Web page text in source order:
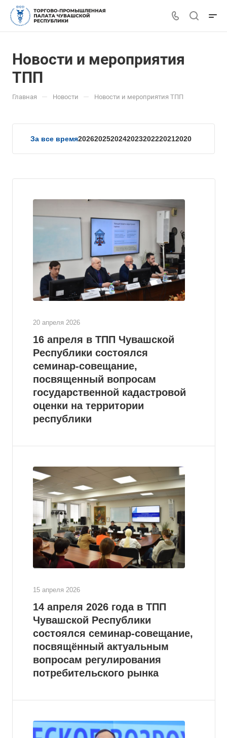
Новости и мероприятия
ТПП
Главная — Новости — Новости и мероприятия ТПП
За все время2026202520242023202220212020
20 апреля 2026
16 апреля в ТПП Чувашской
Республики состоялся
семинар-совещание,
посвященный вопросам
государственной кадастровой
оценки на территории
республики
15 апреля 2026
14 апреля 2026 года в ТПП
Чувашской Республики
состоялся семинар-совещание,
посвящённый актуальным
вопросам регулирования
потребительского рынка